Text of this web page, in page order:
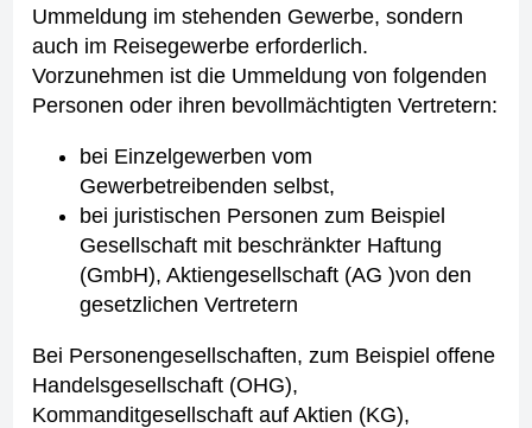
Ummeldung im stehenden Gewerbe, sondern
auch im Reisegewerbe erforderlich.
Vorzunehmen ist die Ummeldung von folgenden
Personen oder ihren bevollmächtigten Vertretern:
bei Einzelgewerben vom
Gewerbetreibenden selbst,
bei juristischen Personen zum Beispiel
Gesellschaft mit beschränkter Haftung
(GmbH), Aktiengesellschaft (AG )von den
gesetzlichen Vertretern
Bei Personengesellschaften, zum Beispiel offene
Handelsgesellschaft (OHG),
Kommanditgesellschaft auf Aktien (KG),